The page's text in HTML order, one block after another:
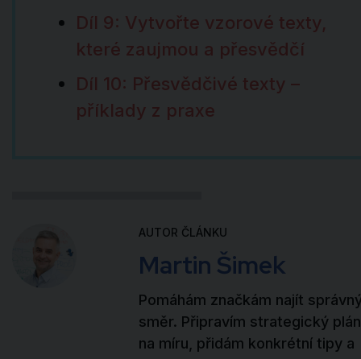
Díl 9: Vytvořte vzorové texty,
které zaujmou a přesvědčí
Díl 10: Přesvědčivé texty –
příklady z praxe
AUTOR ČLÁNKU
Martin Šimek
Pomáhám značkám najít
směr. Připravím strategický plán
na míru, přidám konkrétní tipy a